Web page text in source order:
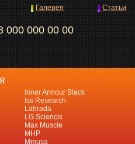
000 000 00 00
Галерея Статьи
Inner Armour Black
Iss Research
Labrada
LG Sciencis
Max Muscle
MHP
Mmusa